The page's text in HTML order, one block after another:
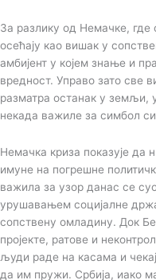
За разлику од Немачке,
осећају као вишак у
амбијент у којем знање и
вредност. Управо зато
разматра останак у земљи,
некада важиле за симбол
Немачка криза показује да
имуне на погрешне
важила за узор данас се
урушавањем социјалне
сопствену омладину. Док
пројекте, ратове и
људи раде на касама и
да им пружи. Србија, иако